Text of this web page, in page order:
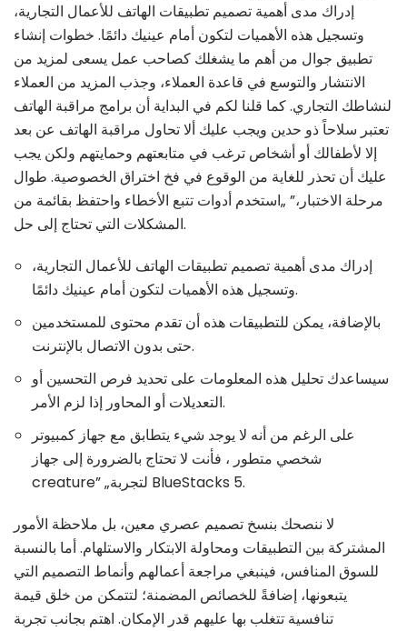
إدراك مدى أهمية تصميم تطبيقات الهاتف للأعمال التجارية،
وتسجيل هذه الأهميات لتكون أمام عينيك دائمًا. خطوات إنشاء
تطبيق جوال من أهم ما يشغلك كصاحب عمل يسعى لمزيد من
الانتشار والتوسع في قاعدة العملاء، وجذب المزيد من العملاء
لنشاطك التجاري. كما قلنا لكم في البداية أن برامج مراقبة الهاتف
تعتبر سلاحاً ذو حدين ويجب عليك ألا تحاول مراقبة الهاتف عن بعد
إلا لأطفالك أو أشخاص ترغب في متابعتهم وحمايتهم ولكن يجب
عليك أن تحذر للغاية من الوقوع في فخ اختراق الخصوصية. طوال
مرحلة الاختبار،” „استخدم أدوات تتبع الأخطاء واحتفظ بقائمة من
المشكلات التي تحتاج إلى حل.
إدراك مدى أهمية تصميم تطبيقات الهاتف للأعمال التجارية،
وتسجيل هذه الأهميات لتكون أمام عينيك دائمًا.
بالإضافة، يمكن للتطبيقات هذه أن تقدم محتوى للمستخدمين
حتى بدون الاتصال بالإنترنت.
سيساعدك تحليل هذه المعلومات على تحديد فرص التحسين أو
التعديلات أو المحاور إذا لزم الأمر.
على الرغم من أنه لا يوجد شيء يتطابق مع جهاز كمبيوتر
شخصي متطور ، فأنت لا تحتاج بالضرورة إلى جهاز
creature” „لتجربة BlueStacks 5.
لا ننصحك بنسخ تصميم عصري معين، بل ملاحظة الأمور
المشتركة بين التطبيقات ومحاولة الابتكار والاستلهام. أما بالنسبة
للسوق المنافس، فينبغي مراجعة أعمالهم وأنماط التصميم التي
يتبعونها، إضافةً للخصائص المضمنة؛ لتتمكن من خلق قيمة
تنافسية تتغلب بها عليهم قدر الإمكان. اهتم بجانب تجربة